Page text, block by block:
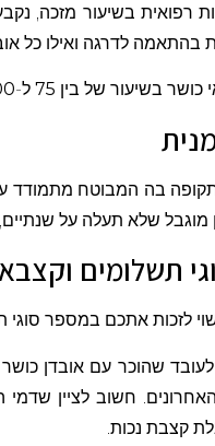
רפואית בשיעור מזכה,
בהתאמה לדרגה ואילו כל
כושר בשיעור של בין 75 ל-
בה המבוטח מתמודד
מוגבל שלא תעלה על
תשלומים
לזכות אתכם במספר סוגי
קצבת נכות.